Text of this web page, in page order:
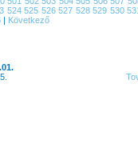
524525 526527 528529 530
| Következő